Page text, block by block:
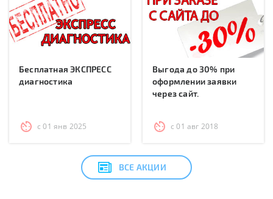
Бесплатная ЭКСПРЕСС
диагностика
с 01 янв 2025
Выгода до 30% при
оформлении заявки
через сайт.
с 01 авг 2018
ВСЕ АКЦИИ